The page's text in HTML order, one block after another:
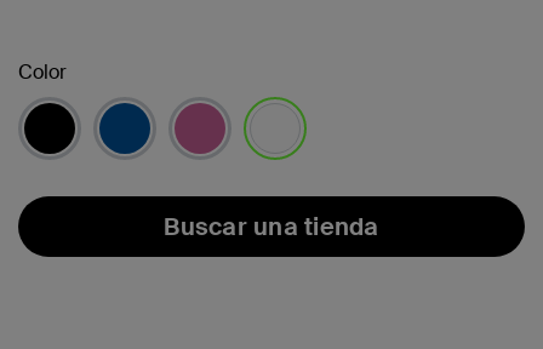
Color
Buscar una tienda